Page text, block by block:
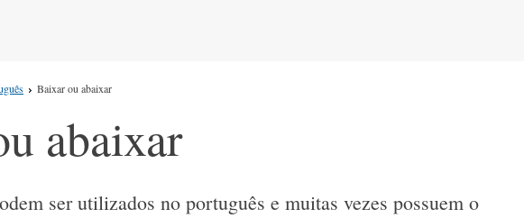
Baixar ou abaixar
abaixar
ser utilizados no português e muitas vezes possuem o